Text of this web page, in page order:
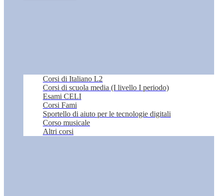
Corsi di Italiano L2
Corsi di scuola media (I livello I periodo)
Esami CELI
Corsi Fami
Sportello di aiuto per le tecnologie digitali
Corso musicale
Altri corsi